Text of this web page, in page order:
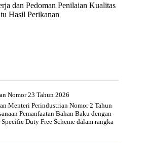
dan Pedoman Penilaian Kualitas
Hasil Perikanan
Nomor 23 Tahun 2026
Menteri Perindustrian Nomor 2 Tahun
Pemanfaatan Bahan Baku dengan
Duty Free Scheme dalam rangka